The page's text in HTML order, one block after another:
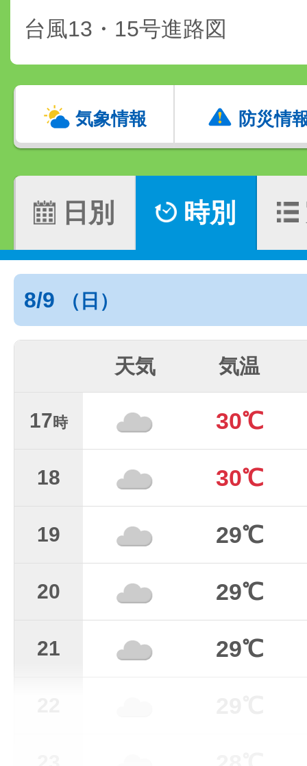
台風13・15号進路図
気象情報 防災情
日別 時別
8/9 （日）
天気 気温
17時 30℃
18 30℃
19 29℃
20 29℃
21 29℃